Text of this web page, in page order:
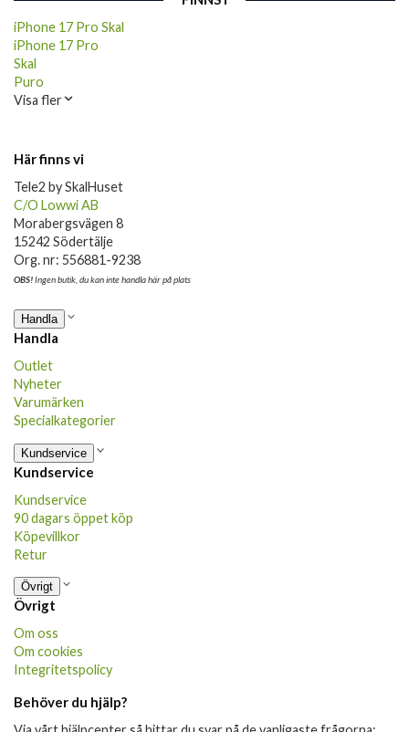
iPhone 17 Pro Skal
iPhone 17 Pro
Skal
Puro
Visa fler
Här finns vi
Tele2 by SkalHuset
C/O Lowwi AB
Morabergsvägen 8
15242 Södertälje
Org. nr: 556881-9238
OBS!Ingen butik, du kan inte handla här på plats
Handla
Handla
Outlet
Nyheter
Varumärken
Specialkategorier
Kundservice
Kundservice
Kundservice
90 dagars öppet köp
Köpevillkor
Retur
Övrigt
Övrigt
Om oss
Om cookies
Integritetspolicy
Behöver du hjälp?